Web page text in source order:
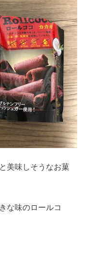
美味しそうなお菓
な味のロールコ